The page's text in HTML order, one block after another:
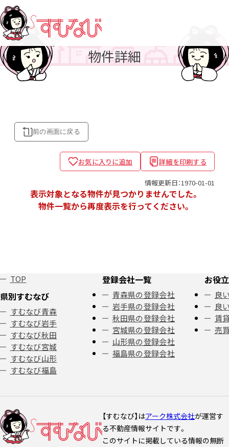
物件詳細
前の画面に戻る
お気に入りに追加 詳細を印刷する
情報更新日：1970-01-01
表示対象となる物件が見つかりませんでした。
物件一覧から再度表示を行ってください。
TOP
県別すむなび
すむなび青森
すむなび岩手
すむなび秋田
すむなび宮城
すむなび山形
すむなび福島
登録会社一覧
青森県の登録会社
岩手県の登録会社
秋田県の登録会社
宮城県の登録会社
山形県の登録会社
福島県の登録会社
お役
良
良
賃
売
【すむなび】はアーク株式会社が運営す
る不動産情報サイトです。
このサイトに掲載している情報の無断